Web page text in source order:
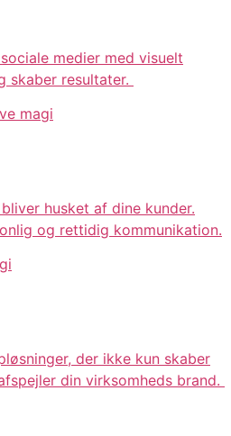
medier med visuelt
skaber resultater.
magi
husket af dine kunder.
og rettidig kommunikation.
der ikke kun skaber
din virksomheds brand.